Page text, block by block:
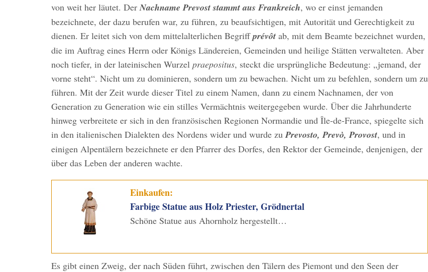
von weit her läutet. Der Nachname Prevost stammt aus Frankreich, wo er einst jemanden
bezeichnete, der dazu berufen war, zu führen, zu beaufsichtigen, mit Autorität und Gerechtigkeit zu
dienen. Er leitet sich von dem mittelalterlichen Begriffprévôt ab, mit dem Beamte bezeichnet wurden,
die im Auftrag eines Herrn oder Königs Ländereien, Gemeinden und heilige Stätten verwalteten. Aber
noch tiefer, in der lateinischen Wurzel praepositus, steckt die ursprüngliche Bedeutung: „jemand, der
vorne steht“. Nicht um zu dominieren, sondern um zu bewachen. Nicht um zu befehlen, sondern um zu
führen. Mit der Zeit wurde dieser Titel zu einem Namen, dann zu einem Nachnamen, der von
Generation zu Generation wie ein stilles Vermächtnis weitergegeben wurde. Über die Jahrhunderte
hinweg verbreitete er sich in den französischen Regionen Normandie und Île-de-France, spiegelte sich
in den italienischen Dialekten des Nordens wider und wurde zu Prevosto, Prevò, Provost, und in
einigen Alpentälern bezeichnete er den Pfarrer des Dorfes, den Rektor der Gemeinde, denjenigen, der
über das Leben der anderen wachte.
Einkaufen:
Farbige Statue aus Holz Priester, Grödnertal
Schöne Statue aus Ahornholz hergestellt…
Es gibt einen Zweig, der nach Süden führt, zwischen den Tälern des Piemont und den Seen der